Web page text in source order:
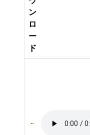
ン
ロ
ー
ド